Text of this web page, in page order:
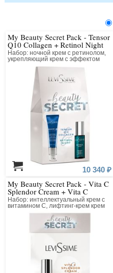
My Beauty Secret Pack - Tensor
Q10 Collagen + Retinol Night
Набор: ночной крем с ретинолом,
укрепляющий крем с эффектом
лифтинга
10 340 ₽
My Beauty Secret Pack - Vita C
Splendor Cream + Vita C
Splendor Lifting Cream
Набор: интеллектуальный крем с
витамином С, лифтинг-крем крем
для шеи и декольте